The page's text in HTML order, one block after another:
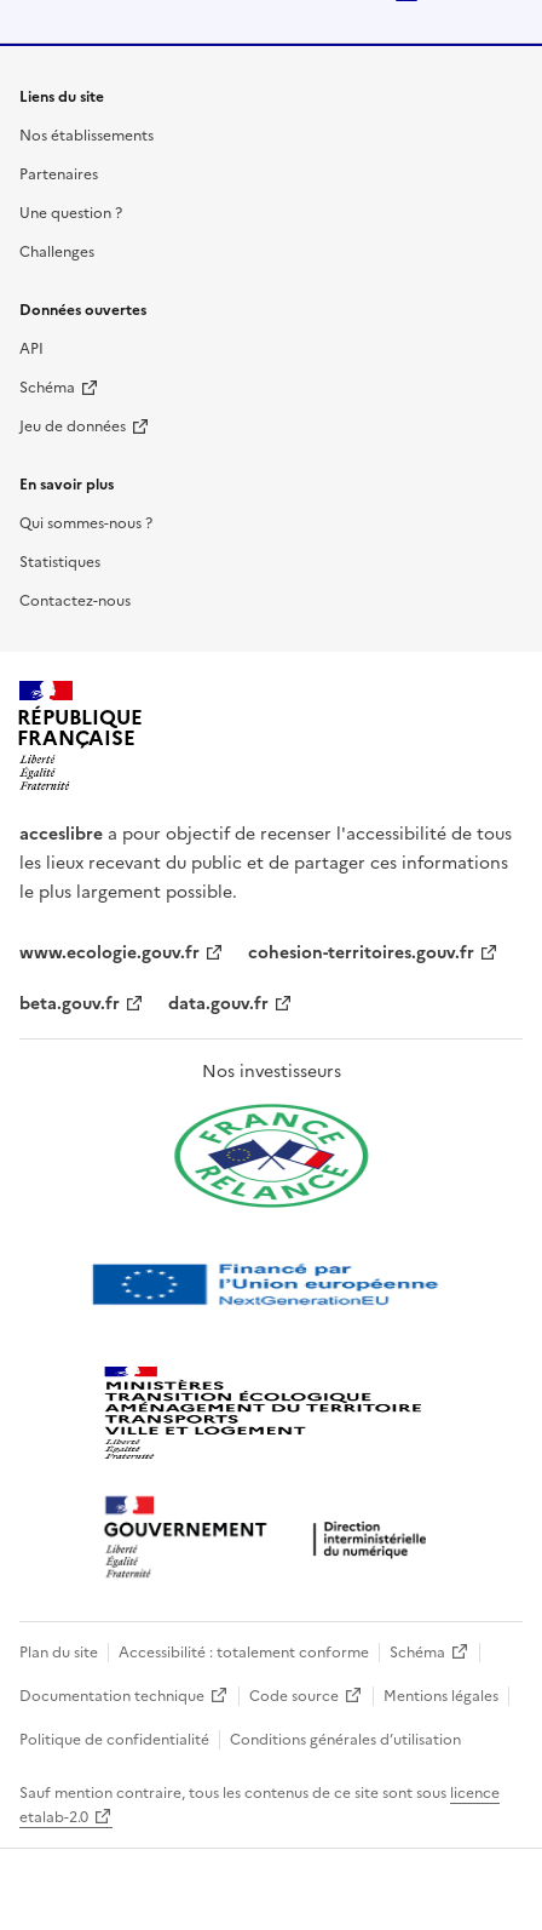
Liens du site
Nos établissements
Partenaires
Une question ?
Challenges
Données ouvertes
API
Schéma
Jeu de données
En savoir plus
Qui sommes-nous ?
Statistiques
Contactez-nous
RÉPUBLIQUE
FRANÇAISE
acceslibre a pour objectif de recenser l'accessibilité de tous
les lieux recevant du public et de partager ces informations
le plus largement possible.
www.ecologie.gouv.fr
cohesion-territoires.gouv.fr
beta.gouv.fr
data.gouv.fr
Nos investisseurs
Plan du site Accessibilité : totalement conforme
Schéma
Documentation technique
Code source
Mentions légales
Politique de confidentialité
Conditions générales d’utilisation
Sauf mention contraire, tous les contenus de ce site sont sous licence
etalab-2.0